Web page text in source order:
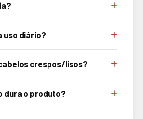
uso diário?
crespos/lisos?
dura o produto?